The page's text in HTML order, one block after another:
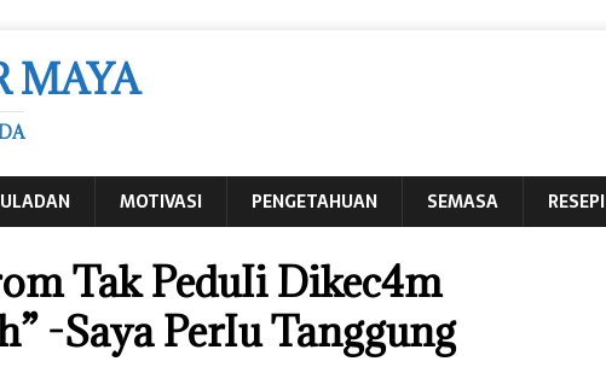
MAYA
MOTIVASI PENGETAHUAN SEMASA RESEPI
Tak PeduIi Dikec4m
-Saya PerIu Tanggung